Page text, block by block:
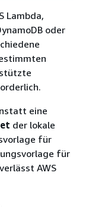
Lambda,
oder
eine
der lokale
für
für
AWS